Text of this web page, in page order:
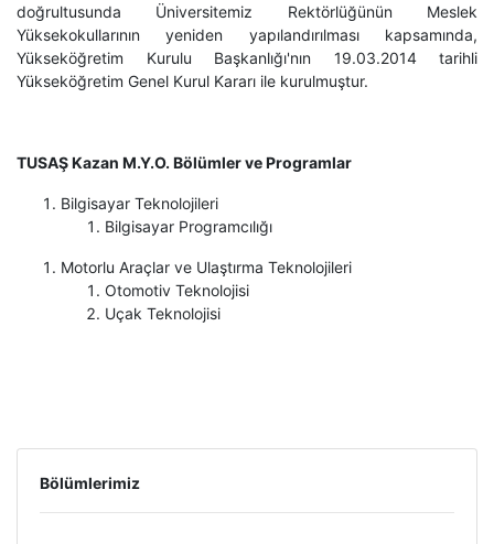
doğrultusunda Üniversitemiz Rektörlüğünün Meslek
Yüksekokullarının yeniden yapılandırılması kapsamında,
Yükseköğretim Kurulu Başkanlığı'nın 19.03.2014 tarihli
Yükseköğretim Genel Kurul Kararı ile kurulmuştur.
TUSAŞ Kazan M.Y.O. Bölümler ve Programlar
Bilgisayar Teknolojileri
Bilgisayar Programcılığı
Motorlu Araçlar ve Ulaştırma Teknolojileri
Otomotiv Teknolojisi
Uçak Teknolojisi
Bölümlerimiz